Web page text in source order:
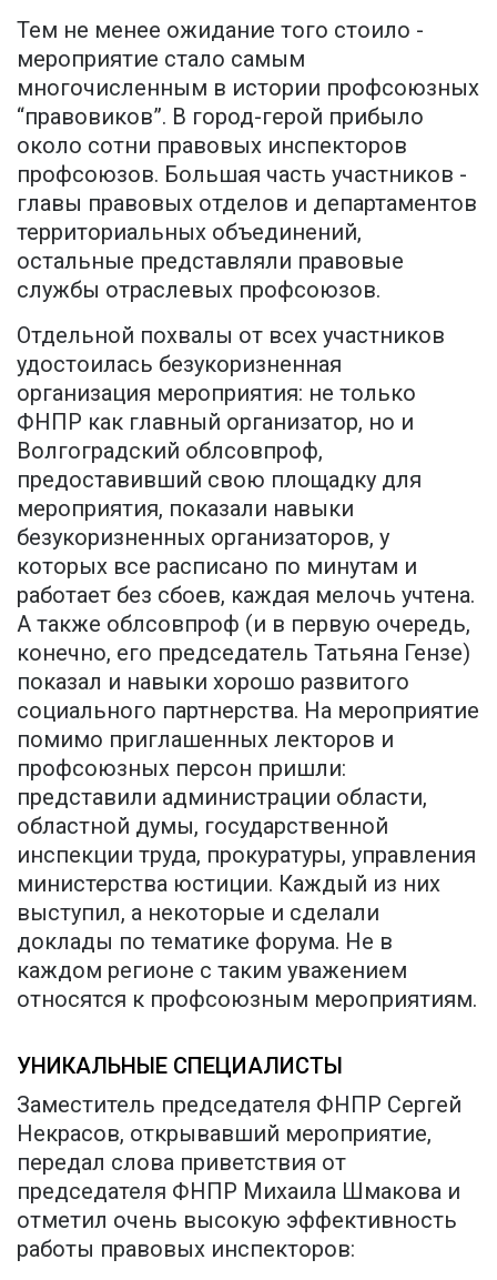
Тем не менее ожидание того стоило -
мероприятие стало самым
многочисленным в истории профсоюзных
“правовиков”. В город-герой прибыло
около сотни правовых инспекторов
профсоюзов. Большая часть участников -
главы правовых отделов и департаментов
территориальных объединений,
остальные представляли правовые
службы отраслевых профсоюзов.
Отдельной похвалы от всех участников
удостоилась безукоризненная
организация мероприятия: не только
ФНПР как главный организатор, но и
Волгоградский облсовпроф,
предоставивший свою площадку для
мероприятия, показали навыки
безукоризненных организаторов, у
которых все расписано по минутам и
работает без сбоев, каждая мелочь учтена.
А также облсовпроф (и в первую очередь,
конечно, его председатель Татьяна Гензе)
показал и навыки хорошо развитого
социального партнерства. На мероприятие
помимо приглашенных лекторов и
профсоюзных персон пришли:
представили администрации области,
областной думы, государственной
инспекции труда, прокуратуры, управления
министерства юстиции. Каждый из них
выступил, а некоторые и сделали
доклады по тематике форума. Не в
каждом регионе с таким уважением
относятся к профсоюзным мероприятиям.
УНИКАЛЬНЫЕ СПЕЦИАЛИСТЫ
Заместитель председателя ФНПР Сергей
Некрасов, открывавший мероприятие,
передал слова приветствия от
председателя ФНПР Михаила Шмакова и
отметил очень высокую эффективность
работы правовых инспекторов: